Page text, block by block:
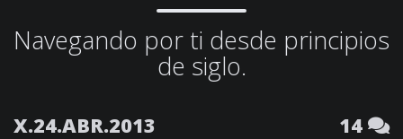
Navegando por ti desde principios
de siglo.
X.24.ABR.2013 14